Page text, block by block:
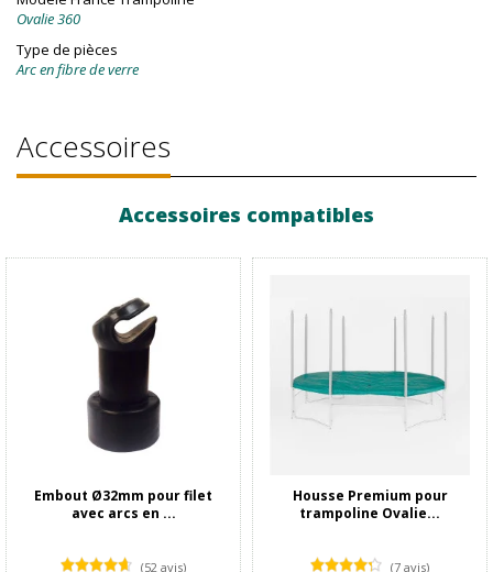
Ovalie 360
Type de pièces
Arc en fibre de verre
Accessoires
Accessoires compatibles
Embout Ø32mm pour filet
avec arcs en ...
(52 avis)
Housse Premium pour
trampoline Ovalie...
(7 avis)